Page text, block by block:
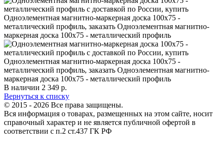
В наличии 2 349 р.
Вернуться к списку
© 2015 - 2026 Все права защищены.
Вся информация о товарах, размещенных на этом сайте, носит
справочный характер и не является публичной офертой в
соответствии с п.2 ст.437 ГК РФ